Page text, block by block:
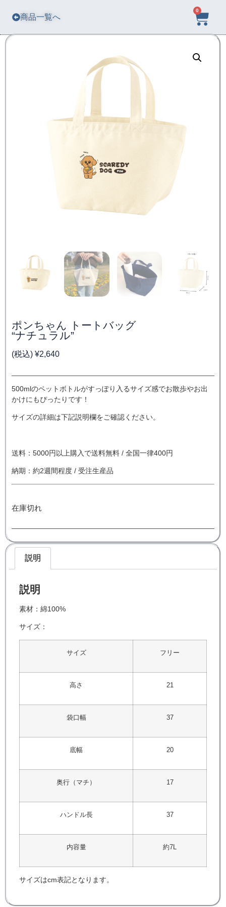
商品一覧へ
0
ポンちゃん トートバッグ
“ナチュラル”
(税込) ¥2,640
500mlのペットボトルがすっぽり入るサイズ感でお散歩やお出
かけにもぴったりです！
サイズの詳細は下記説明欄をご確認ください。
送料：5000円以上購入で送料無料 / 全国一律400円
納期：約2週間程度 / 受注生産品
在庫切れ
説明
説明
素材：綿100%
サイズ：
サイズ フリー
高さ 21
袋口幅 37
底幅 20
奥行（マチ） 17
ハンドル長 37
内容量 約7L
サイズはcm表記となります。